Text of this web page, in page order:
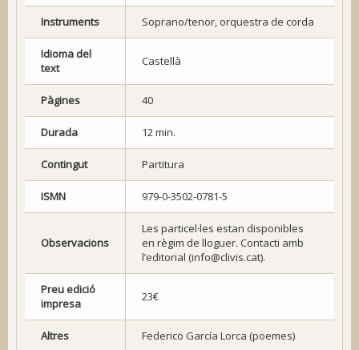
Instruments Soprano/tenor, orquestra de corda
Idioma del
text
Castellà
Pàgines 40
Durada 12 min.
Contingut Partitura
ISMN 979-0-3502-0781-5
Observacions
Les particel·les estan disponibles
en règim de lloguer. Contacti amb
l’editorial (info@clivis.cat).
Preu edició
impresa
23€
Altres Federico García Lorca (poemes)